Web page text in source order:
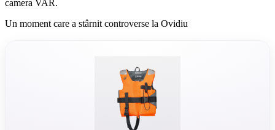
camera VAR.
Un moment care a stârnit controverse la Ovidiu